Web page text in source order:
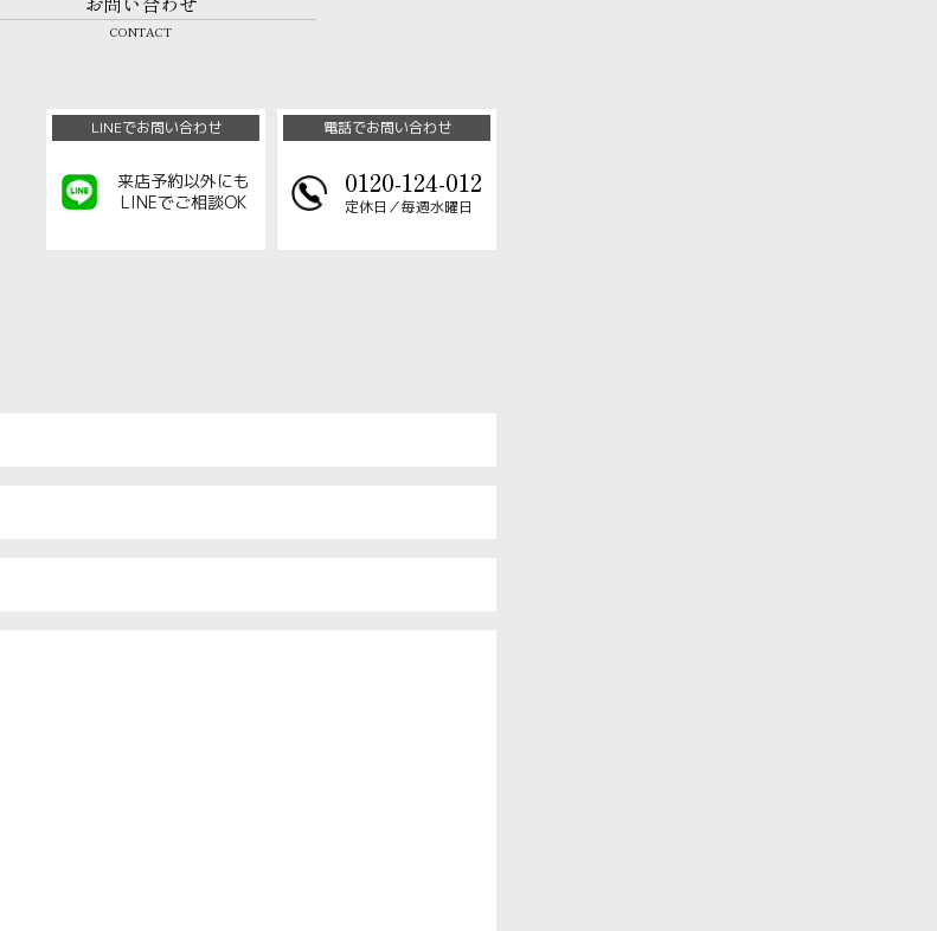
CONTACT
LINEでお問い合わせ
来店予約以外にも
LINEでご相談OK
電話でお問い合わせ
0120-124-012
定休日／毎週水曜日